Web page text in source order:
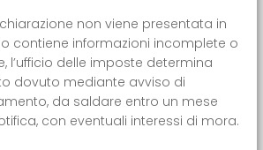
non viene presentata in
contiene informazioni incomplete o
l’ufficio delle imposte determina
dovuto mediante avviso di
da saldare entro un mese
con eventuali interessi di mora.